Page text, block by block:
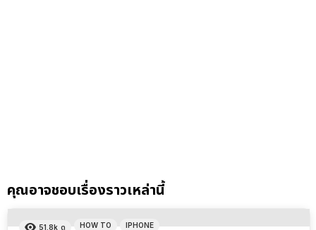
คุณอาจชอบเรื่องราวเหล่านี้
51.8k ดู HOW TO IPHONE